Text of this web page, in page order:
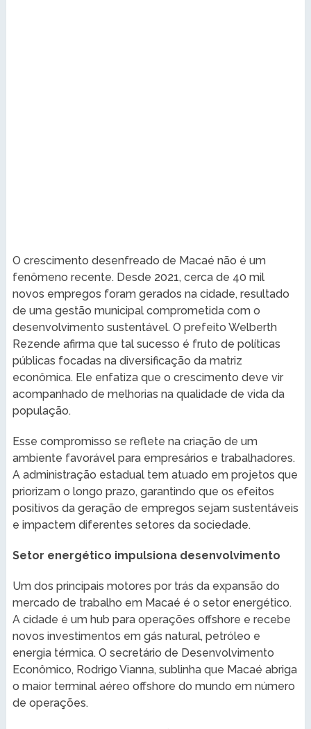
O crescimento desenfreado de Macaé não é um
fenômeno recente. Desde 2021, cerca de 40 mil
novos empregos foram gerados na cidade, resultado
de uma gestão municipal comprometida com o
desenvolvimento sustentável. O prefeito Welberth
Rezende afirma que tal sucesso é fruto de políticas
públicas focadas na diversificação da matriz
econômica. Ele enfatiza que o crescimento deve vir
acompanhado de melhorias na qualidade de vida da
população.
Esse compromisso se reflete na criação de um
ambiente favorável para empresários e trabalhadores.
A administração estadual tem atuado em projetos que
priorizam o longo prazo, garantindo que os efeitos
positivos da geração de empregos sejam sustentáveis
e impactem diferentes setores da sociedade.
Setor energético impulsiona desenvolvimento
Um dos principais motores por trás da expansão do
mercado de trabalho em Macaé é o setor energético.
A cidade é um hub para operações offshore e recebe
novos investimentos em gás natural, petróleo e
energia térmica. O secretário de Desenvolvimento
Econômico, Rodrigo Vianna, sublinha que Macaé abriga
o maior terminal aéreo offshore do mundo em número
de operações.